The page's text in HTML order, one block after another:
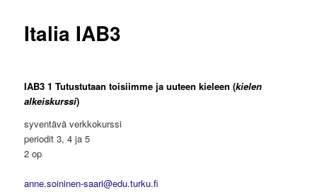
Italia IAB3
IAB3 1 Tutustutaan toisiimme ja uuteen kieleen(kielen
alkeiskurssi)
syventävä verkkokurssi
periodit 3, 4 ja 5
2 op
anne.soininen-saari@edu.turku.fi